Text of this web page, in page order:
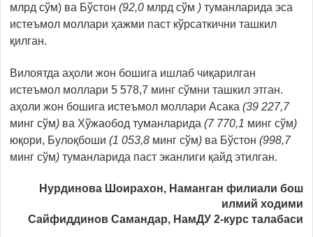
млрд сўм) ва Бўстон (92,0 млрд сўм ) туманларида эса
истеъмол моллари ҳажми паст кўрсаткични ташкил
қилган.
Вилоятда аҳоли жон бошига ишлаб чиқарилган
истеъмол моллари 5 578,7 минг сўмни ташкил этган.
аҳоли жон бошига истеъмол моллари Aсака (39 227,7
минг сўм) ва Хўжаобод туманларида (7 770,1 минг сўм)
юқори, Булоқбоши (1 053,8 минг сўм) ва Бўстон (998,7
минг сўм) туманларида паст эканлиги қайд этилган.
Нурдинова Шоирахон, Наманган филиали бош
илмий ходими
Сайфиддинов Самандар, НамДУ 2-курс талабаси